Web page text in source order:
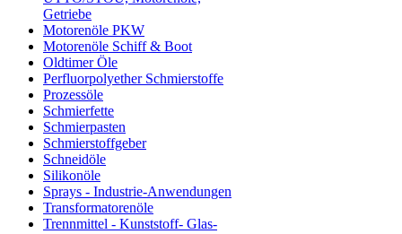
Getriebe
Motorenöle PKW
Motorenöle Schiff & Boot
Oldtimer Öle
Perfluorpolyether Schmierstoffe
Prozessöle
Schmierfette
Schmierpasten
Schmierstoffgeber
Schneidöle
Silikonöle
Sprays - Industrie-Anwendungen
Transformatorenöle
Trennmittel - Kunststoff- Glas-